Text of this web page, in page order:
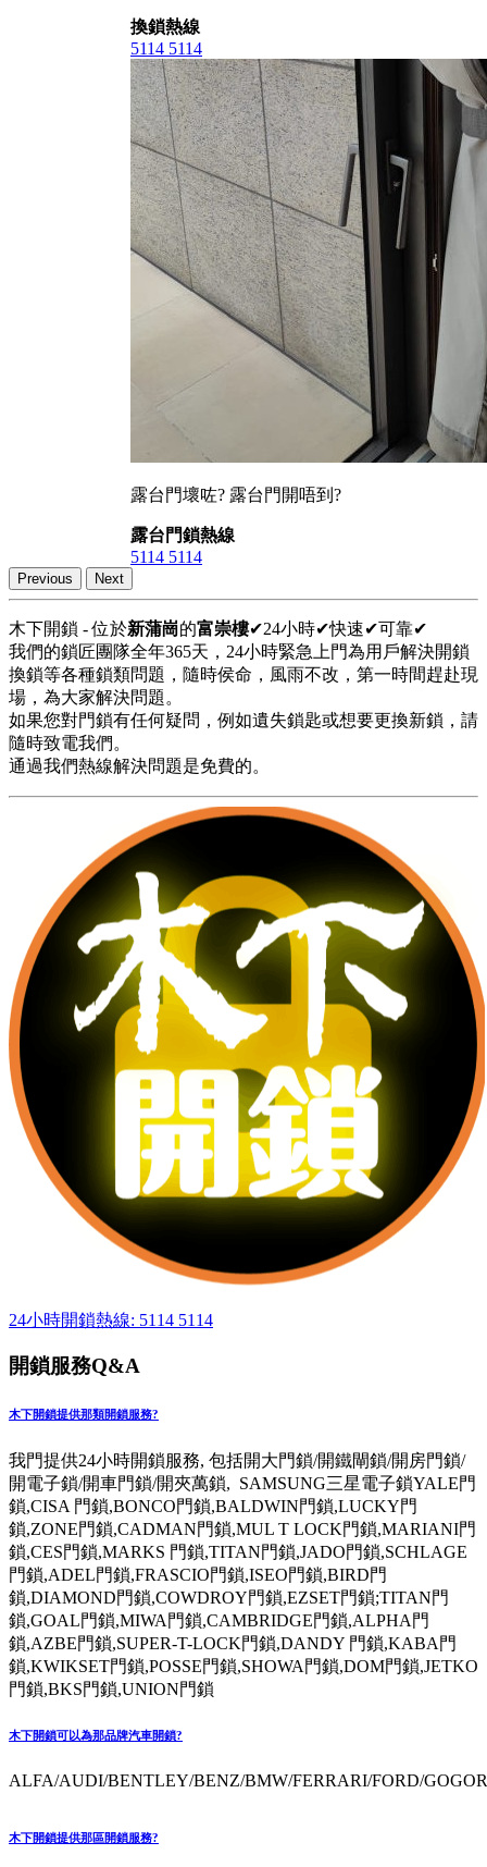
換鎖熱線
5114 5114
露台門壞咗? 露台門開唔到?
露台門鎖熱線
5114 5114
Previous Next
木下開鎖 - 位於新蒲崗的富崇樓✔24小時✔快速✔可靠✔
我們的鎖匠團隊全年365天，24小時緊急上門為用戶解決開鎖
換鎖等各種鎖類問題，隨時侯命，風雨不改，第一時間趕赴現
場，為大家解決問題。
如果您對門鎖有任何疑問，例如遺失鎖匙或想要更換新鎖，請
隨時致電我們。
通過我們熱線解決問題是免費的。
24小時開鎖熱線: 5114 5114
開鎖服務Q&A
木下開鎖提供那類開鎖服務?
我門提供24小時開鎖服務, 包括開大門鎖/開鐵閘鎖/開房門鎖/
開電子鎖/開車門鎖/開夾萬鎖, SAMSUNG三星電子鎖YALE門
鎖,CISA 門鎖,BONCO門鎖,BALDWIN門鎖,LUCKY門
鎖,ZONE門鎖,CADMAN門鎖,MUL T LOCK門鎖,MARIANI門
鎖,CES門鎖,MARKS 門鎖,TITAN門鎖,JADO門鎖,SCHLAGE
門鎖,ADEL門鎖,FRASCIO門鎖,ISEO門鎖,BIRD門
鎖,DIAMOND門鎖,COWDROY門鎖,EZSET門鎖;TITAN門
鎖,GOAL門鎖,MIWA門鎖,CAMBRIDGE門鎖,ALPHA門
鎖,AZBE門鎖,SUPER-T-LOCK門鎖,DANDY 門鎖,KABA門
鎖,KWIKSET門鎖,POSSE門鎖,SHOWA門鎖,DOM門鎖,JETKO
門鎖,BKS門鎖,UNION門鎖
木下開鎖可以為那品牌汽車開鎖?
ALFA/AUDI/BENTLEY/BENZ/BMW/FERRARI/FORD/
木下開鎖提供那區開鎖服務?